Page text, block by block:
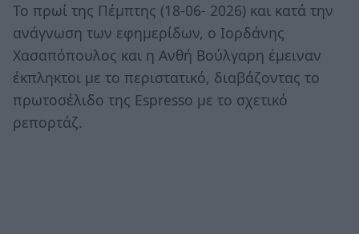
Το πρωί της Πέμπτης (18-06- 2026) και κατά την
ανάγνωση των εφημερίδων, ο Ιορδάνης
Χασαπόπουλος και η Ανθή Βούλγαρη έμειναν
έκπληκτοι με το περιστατικό, διαβάζοντας το
πρωτοσέλιδο της Espresso με το σχετικό
ρεπορτάζ.